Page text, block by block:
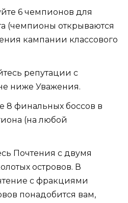
6 чемпионов для
(чемпионы открываются
кампании классового
репутации с
ниже Уважения.
8 финальных боссов в
(на любой
Почтения с двумя
островов. В
с фракциями
понадобится вам,